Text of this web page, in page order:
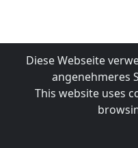
Diese Webseite
angenehmeres
This website uses